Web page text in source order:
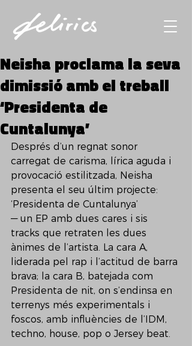
Neisha proclama la seva
dimissió amb el treball
‘Presidenta de
Cuntalunya’
Després d’un regnat sonor
carregat de carisma, lírica aguda i
provocació estilitzada, Neisha
presenta el seu últim projecte:
‘Presidenta de Cuntalunya’
— un EP amb dues cares i sis
tracks que retraten les dues
ànimes de l’artista. La cara A,
liderada pel rap i l’actitud de barra
brava; la cara B, batejada com
Presidenta de nit, on s’endinsa en
terrenys més experimentals i
foscos, amb influències de l’IDM,
techno, house, pop o Jersey beat.